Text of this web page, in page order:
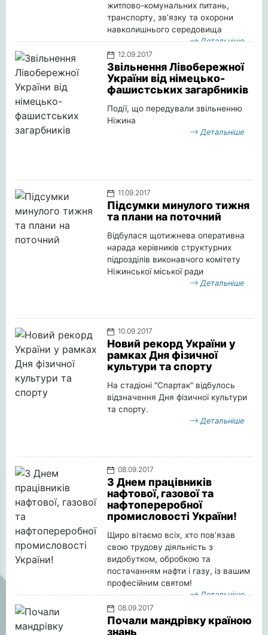
житлово-комунальних питань,
транспорту, зв’язку та охорони
навколишнього середовища
Детальніше
12.09.2017
Звільнення Лівобережної
України від німецько-
фашистських загарбників
Події, що передували звільненню
Ніжина
Детальніше
11.09.2017
Підсумки минулого тижня
та плани на поточний
Відбулася щотижнева оперативна
нарада керівників структурних
підрозділів виконавчого комітету
Ніжинської міської ради
Детальніше
10.09.2017
Новий рекорд України у
рамках Дня фізичної
культури та спорту
На стадіоні "Спартак" відбулось
відзначення Дня фізичної культури
та спорту.
Детальніше
08.09.2017
З Днем працівників
нафтової, газової та
нафтопереробної
промисловості України!
Щиро вітаємо всіх, хто пов’язав
свою трудову діяльність з
видобутком, обробкою та
постачанням нафти і газу, із вашим
професійним святом!
Детальніше
08.09.2017
Почали мандрівку країною
знань